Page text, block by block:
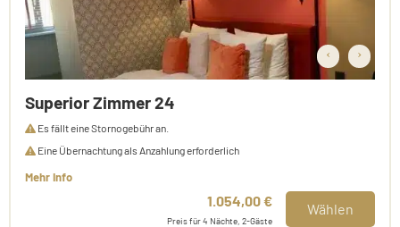
‹ ›
Superior Zimmer 24
Es fällt eine Stornogebühr an.
Eine Übernachtung als Anzahlung erforderlich
Mehr Info
1.054,00 €
Preis für 4 Nächte, 2-Gäste
Wählen